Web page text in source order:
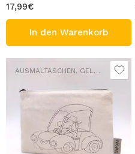
17,99€
In den Warenkorb
AUSMALTASCHEN, GELDBÖRSEN